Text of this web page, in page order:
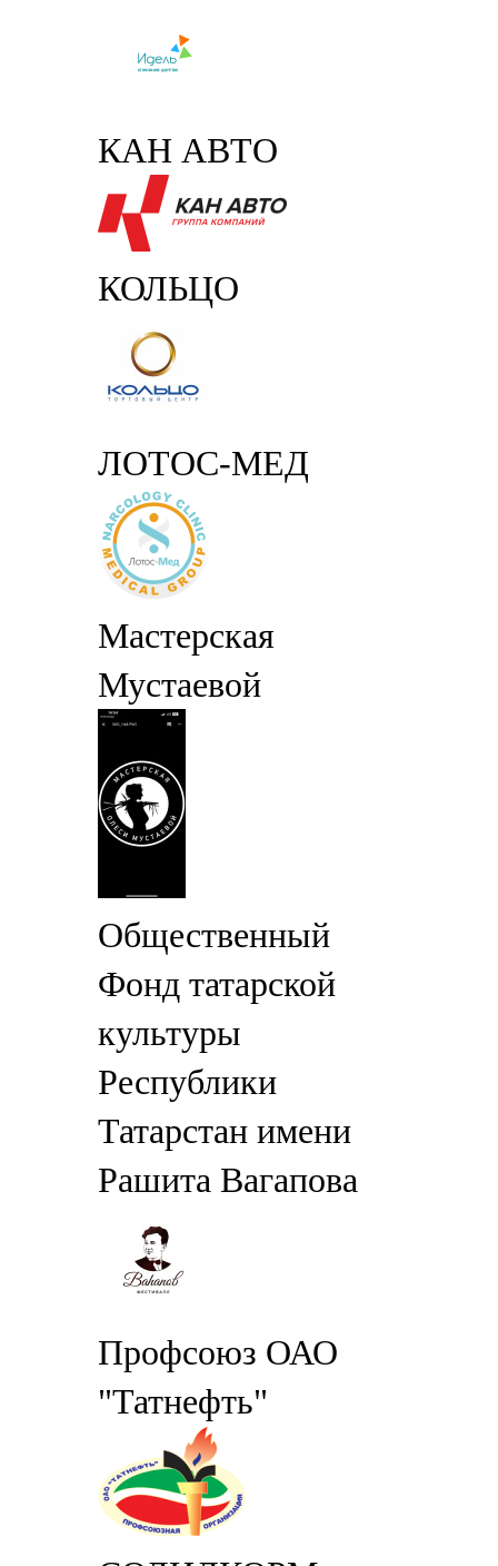
КАН АВТО
КОЛЬЦО
ЛОТОС-МЕД
Мастерская
Мустаевой
Общественный
Фонд татарской
культуры
Республики
Татарстан имени
Рашита Вагапова
Профсоюз ОАО
"Татнефть"